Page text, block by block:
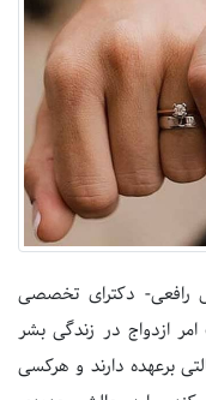
رافعی- دکترای تخصصی
ازدواج در زندگی بشر
برعهده دارند و هرکسی